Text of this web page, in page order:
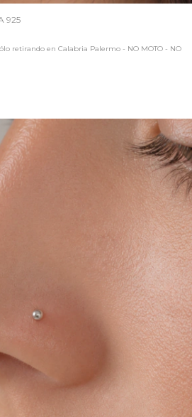
925
retirando en Calabria Palermo - NO MOTO - NO